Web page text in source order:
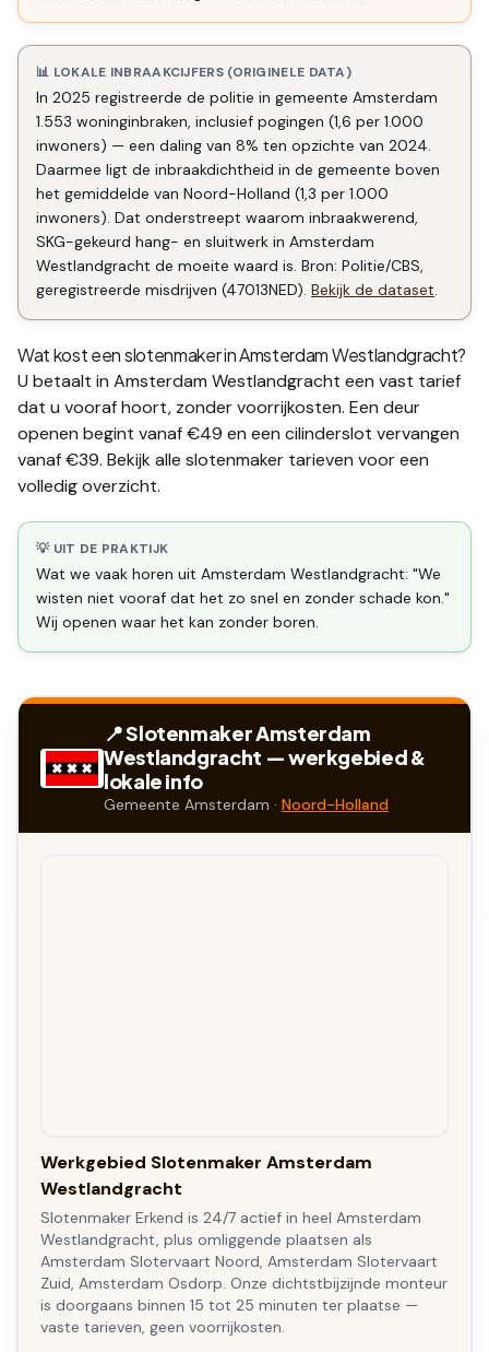
📊 LOKALE INBRAAKCIJFERS (ORIGINELE DATA)
In 2025 registreerde de politie in gemeente Amsterdam
1.553 woninginbraken, inclusief pogingen (1,6 per 1.000
inwoners) — een daling van 8% ten opzichte van 2024.
Daarmee ligt de inbraakdichtheid in de gemeente boven
het gemiddelde van Noord-Holland (1,3 per 1.000
inwoners). Dat onderstreept waarom inbraakwerend,
SKG-gekeurd hang- en sluitwerk in Amsterdam
Westlandgracht de moeite waard is. Bron: Politie/CBS,
geregistreerde misdrijven (47013NED). Bekijk de dataset.
Wat kost een slotenmaker inAmsterdam Westlandgracht?
U betaalt in Amsterdam Westlandgracht een vast tarief
dat u vooraf hoort, zonder voorrijkosten. Een deur
openen begint vanaf €49 en een cilinderslot vervangen
vanaf €39. Bekijk alle slotenmaker tarieven voor een
volledig overzicht.
💡 UIT DE PRAKTIJK
Wat we vaak horen uit Amsterdam Westlandgracht: "We
wisten niet vooraf dat het zo snel en zonder schade kon."
Wij openen waar het kan zonder boren.
📍 SlotenmakerAmsterdam
Westlandgracht — werkgebied &
lokale info
Gemeente Amsterdam · Noord-Holland
Werkgebied Slotenmaker Amsterdam
Westlandgracht
Slotenmaker Erkend is 24/7 actief in heel Amsterdam
Westlandgracht, plus omliggende plaatsen als
Amsterdam Slotervaart Noord, Amsterdam Slotervaart
Zuid, Amsterdam Osdorp. Onze dichtstbijzijnde monteur
is doorgaans binnen 15 tot 25 minuten ter plaatse —
vaste tarieven, geen voorrijkosten.